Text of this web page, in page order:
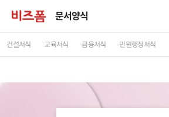
문서양식
건설서식 교육서식 금융서식 민원행정서식